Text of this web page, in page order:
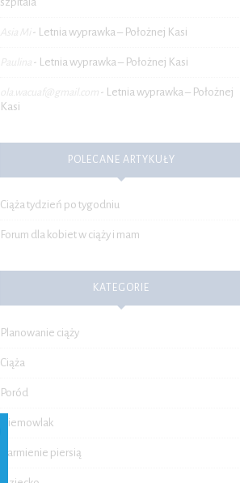
Asia Mi - Letnia wyprawka – Położnej Kasi
Paulina - Letnia wyprawka – Położnej Kasi
ola.wacuaf@gmail.com - Letnia wyprawka – Położnej
Kasi
POLECANE ARTYKUŁY
Ciąża tydzień po tygodniu
Forum dla kobiet w ciąży i mam
KATEGORIE
Planowanie ciąży
Ciąża
Poród
Niemowlak
Karmienie piersią